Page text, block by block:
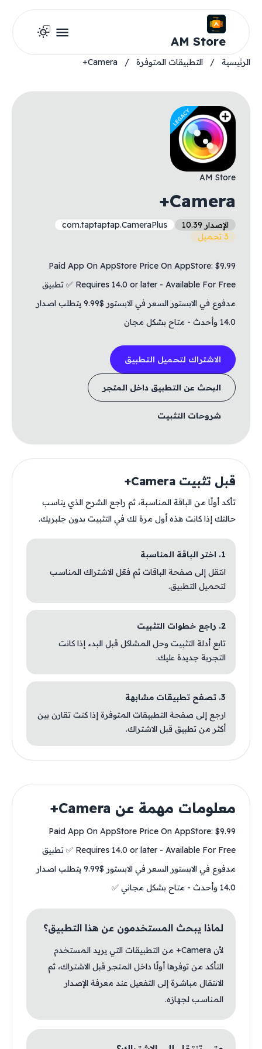
AM Store
الرئيسية / التطبيقات المتوفرة /
Camera+
AM Store
Camera+
الإصدار 10.39
com.taptaptap.CameraPlus
3 تحميل
Paid App On AppStore Price On AppStore: $9.99
Requires 14.0 or later - Available For Free ✅ تطبيق
مدفوع في الابستور السعر في الابستور $9.99 يتطلب اصدار
14.0 وأحدث - متاح بشكل مجان
الاشتراك لتحميل التطبيق
البحث عن التطبيق داخل المتجر
شروحات التثبيت
قبل تثبيت Camera+
تأكد أولًا من الباقة المناسبة، ثم راجع الشرح الذي يناسب
حالتك إذا كانت هذه أول مرة لك في التثبيت بدون جلبريك.
1. اختر الباقة المناسبة
انتقل إلى صفحة الباقات ثم فعّل الاشتراك المناسب
لتحميل التطبيق.
2. راجع خطوات التثبيت
تابع أدلة التثبيت وحل المشاكل قبل البدء إذا كانت
التجربة جديدة عليك.
3. تصفح تطبيقات مشابهة
ارجع إلى صفحة التطبيقات المتوفرة إذا كنت تقارن بين
أكثر من تطبيق قبل الاشتراك.
معلومات مهمة عن Camera+
Paid App On AppStore Price On AppStore: $9.99
Requires 14.0 or later - Available For Free ✅ تطبيق
مدفوع في الابستور السعر في الابستور $9.99 يتطلب اصدار
14.0 وأحدث - متاح بشكل مجاني ✅
لماذا يبحث المستخدمون عن هذا التطبيق؟
لأن Camera+ من التطبيقات التي يريد المستخدم
التأكد من توفرها أولًا داخل المتجر قبل الاشتراك، ثم
الانتقال مباشرة إلى التفعيل عند معرفة الإصدار
المناسب لجهازه.